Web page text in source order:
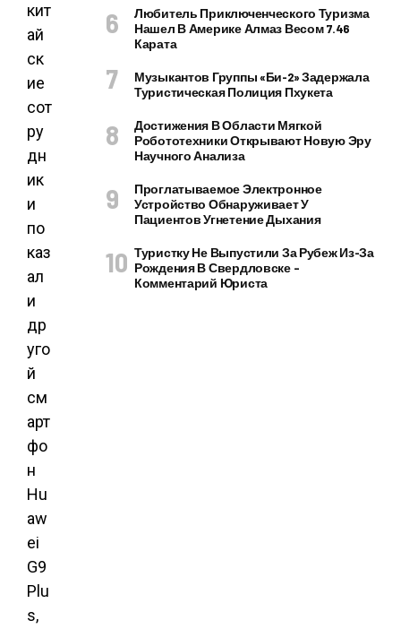
кит
ай
ск
ие
сот
ру
дн
ик
и
по
каз
ал
и
др
уго
й
см
арт
фо
н
Hu
aw
ei
G9
Plu
s,
Любитель Приключенческого Туризма
Нашел В Америке Алмаз Весом 7.46
Карата
Музыкантов Группы «Би-2» Задержала
Туристическая Полиция Пхукета
Достижения В Области Мягкой
Робототехники Открывают Новую Эру
Научного Анализа
Проглатываемое Электронное
Устройство Обнаруживает У
Пациентов Угнетение Дыхания
Туристку Не Выпустили За Рубеж Из-За
Рождения В Свердловске –
Комментарий Юриста